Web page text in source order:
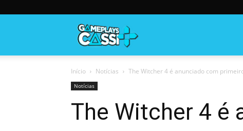
Início Notícias The Witcher 4 é anunciado com
Notícias
The Witcher 4 é